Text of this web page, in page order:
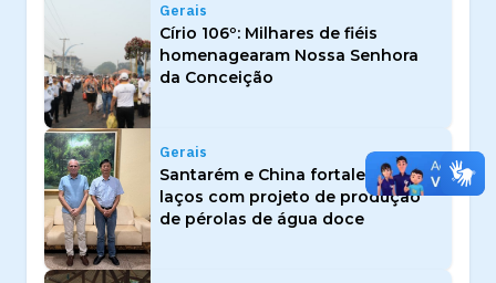
Gerais
Círio 106º: Milhares de fiéis
homenagearam Nossa Senhora
da Conceição
Gerais
Santarém e China fortalecem
laços com projeto de produção
de pérolas de água doce